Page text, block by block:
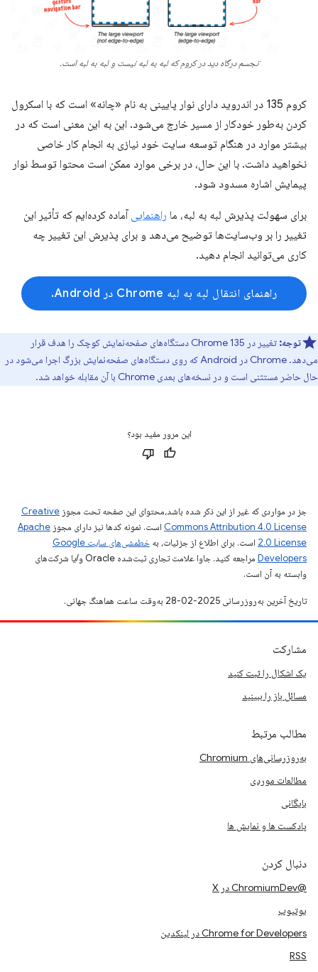
تجسم درگاه دید در کروم که لبه به لبه نیست و لبه به لبه است.
کروم 135 در اندروید دارای نوار پایینی به نام «چانه» است که با اسکرول
کردن به‌طور خودکار از مسیر خارج می‌شود. این به این معنی است که در
بیشتر موارد در هنگام توسعه سایت خود نیازی به انجام کار خاصی
نخواهید داشت. با این حال، در برخی موارد ممکن است محتوا توسط نوار
پیمایش اشاره مسدود شود.
برای سهولت پذیرش لبه به لبه، ما راهنمایی آماده کرده‌ایم که تأثیر این
تغییر را بر وب‌سایت‌ها توضیح می‌دهد و برای پذیرش این تغییر چه
کاری می‌توانید انجام دهید.
راهنمای انتقال لبه به لبه Chrome در Android.
توجه:
تغییر در Chrome 135 دستگاه‌های صفحه‌نمایش کوچک را هدف قرار
می‌دهد. Chrome در Android که روی دستگاه‌های صفحه‌نمایش بزرگ اجرا می‌شود در
حال حاضر مستثنی است و در نسخه‌های بعدی Chrome با آن مقابله خواهد شد.
این مرور مفید بود؟
جز در مواردی که غیر از این ذکر شده باشد،‌محتوای این صفحه تحت مجوز Creative
Commons Attribution 4.0 License است. نمونه کدها نیز دارای مجوز Apache
2.0 License است. برای اطلاع از جزئیات، به
خطمشی‌های سایت Google
Developers‏
مراجعه کنید. جاوا علامت تجاری ثبت‌شده Oracle و/یا شرکت‌های
وابسته به آن است.
تاریخ آخرین به‌روزرسانی 2025-02-28 به‌وقت ساعت هماهنگ جهانی.
مشارکت
یک اشکال را ثبت کنید
مسائل باز را ببینید
مطالب مرتبط
به‌روزرسانی‌های Chromium
مطالعات موردی
بایگانی
پادکست ها و نمایش ها
دنبال کردن
@ChromiumDev در X
یوتیوب
Chrome for Developers در لینکدین
RSS